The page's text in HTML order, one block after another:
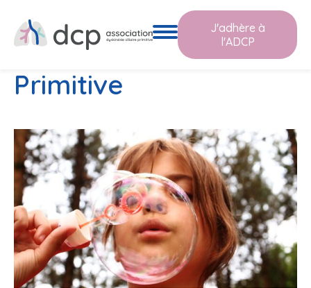
J'adhère à
l'ADCP
La Dyskinésie Ciliaire
Primitive